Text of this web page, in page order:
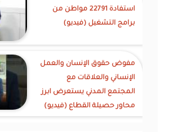
استفادة 22791 مواطن من
برامج التشغيل (فيديو)
مفوض حقوق الإنسان والعمل
الإنساني والعلاقات مع
المجتمع المدني يستعرض ابرز
محاور حصيلة القطاع (فيديو)